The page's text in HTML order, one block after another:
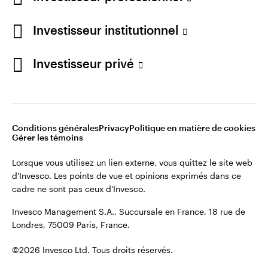
Investisseur institutionnel
Investisseur privé
Conditions généralesPrivacyPolitique en matière de cookies
Gérer les témoins
Lorsque vous utilisez un lien externe, vous quittez le site web
d'Invesco. Les points de vue et opinions exprimés dans ce
cadre ne sont pas ceux d'Invesco.
Invesco Management S.A., Succursale en France, 18 rue de
Londres, 75009 Paris, France.
©2026 Invesco Ltd. Tous droits réservés.